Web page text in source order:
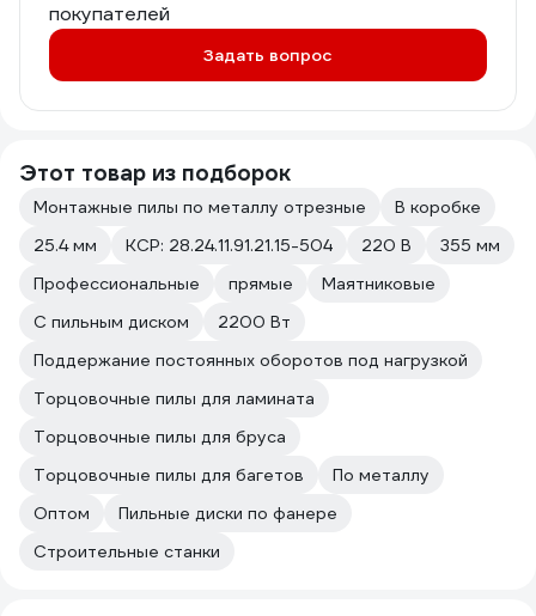
покупателей
Задать вопрос
Этот товар из подборок
Монтажные пилы по металлу отрезные
В коробке
25.4 мм
КСР: 28.24.11.91.21.15-504 220 В
355 мм
Профессиональные
прямые
Маятниковые
С пильным диском
2200 Вт
Поддержание постоянных оборотов под нагрузкой
Торцовочные пилы для ламината
Торцовочные пилы для бруса
Торцовочные пилы для багетов
По металлу
Оптом
Пильные диски по фанере
Строительные станки